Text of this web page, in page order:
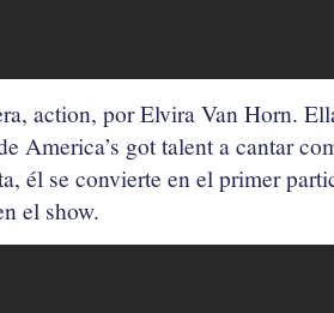
action, por Elvira Van Horn.
America’s got talent a cantar
él se convierte en el primer
el show.